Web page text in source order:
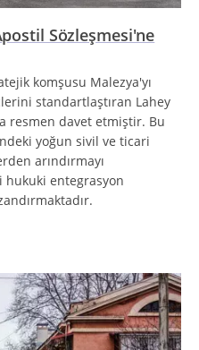
Sözleşmesi'ne
komşusu Malezya'yı
standartlaştıran Lahey
resmen davet etmiştir. Bu
yoğun sivil ve ticari
arındırmayı
hukuki entegrasyon